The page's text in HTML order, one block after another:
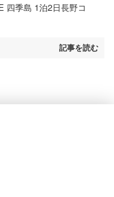
四季島 1泊2日長野コ
記事を読む